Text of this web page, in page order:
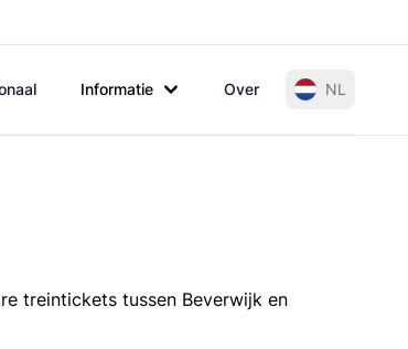
Informatie Over NL
treintickets tussen Beverwijk en